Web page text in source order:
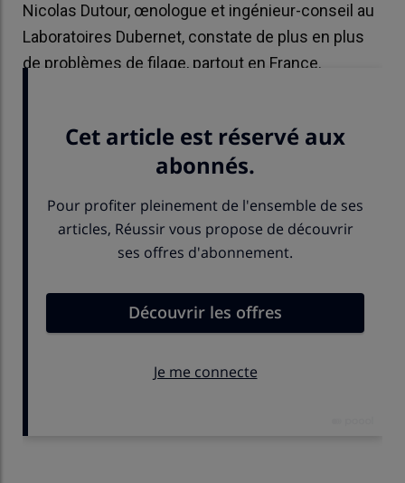
Nicolas Dutour, œnologue et ingénieur-conseil au
Laboratoires Dubernet, constate de plus en plus
de problèmes de filage, partout en France.